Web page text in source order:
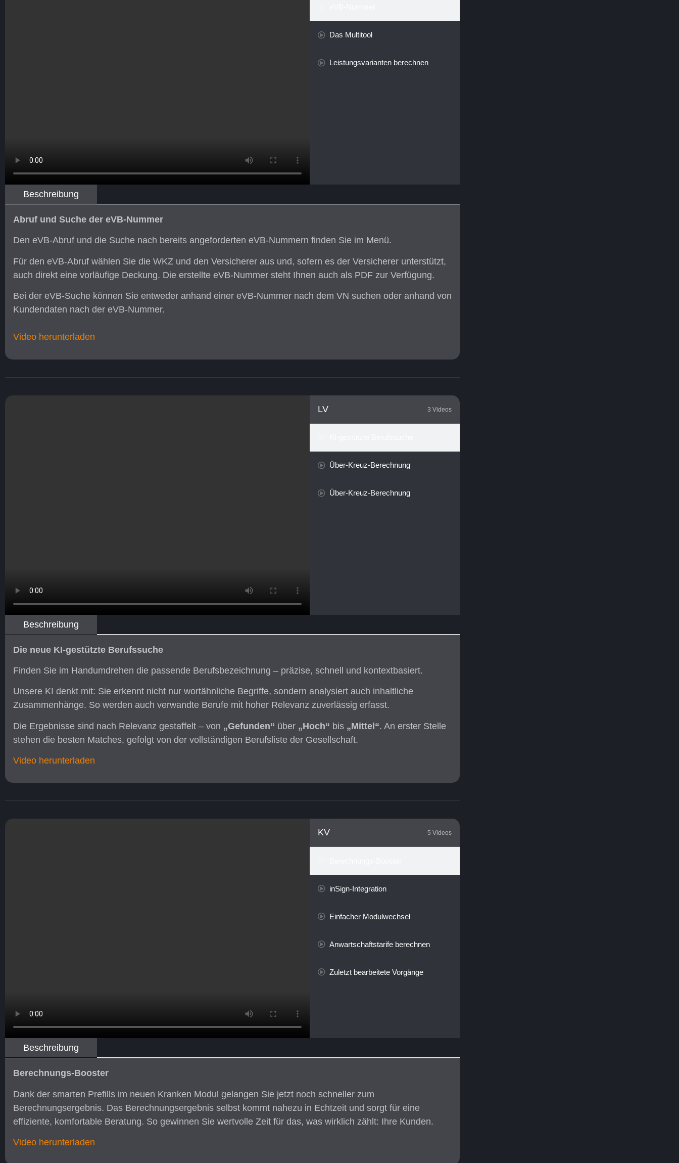
Das Multitool
Leistungsvarianten berechnen
Beschreibung
Abruf und Suche der eVB-Nummer
Den eVB-Abruf und die Suche nach bereits angeforderten eVB-Nummern finden Sie im Menü.
Für den eVB-Abruf wählen Sie die WKZ und den Versicherer aus und, sofern es der Versicherer unterstützt,
auch direkt eine vorläufige Deckung. Die erstellte eVB-Nummer steht Ihnen auch als PDF zur Verfügung.
Bei der eVB-Suche können Sie entweder anhand einer eVB-Nummer nach dem VN suchen oder anhand von
Kundendaten nach der eVB-Nummer.
Video herunterladen
LV 3 Videos
Über-Kreuz-Berechnung
Über-Kreuz-Berechnung
Beschreibung
Die neue KI-gestützte Berufssuche
Finden Sie im Handumdrehen die passende Berufsbezeichnung – präzise, schnell und kontextbasiert.
Unsere KI denkt mit: Sie erkennt nicht nur wortähnliche Begriffe, sondern analysiert auch inhaltliche
Zusammenhänge. So werden auch verwandte Berufe mit hoher Relevanz zuverlässig erfasst.
Die Ergebnisse sind nach Relevanz gestaffelt – von „Gefunden“ über „Hoch“ bis „Mittel“. An erster Stelle
stehen die besten Matches, gefolgt von der vollständigen Berufsliste der Gesellschaft.
Video herunterladen
KV 5 Videos
inSign-Integration
Einfacher Modulwechsel
Anwartschaftstarife berechnen
Zuletzt bearbeitete Vorgänge
Beschreibung
Berechnungs-Booster
Dank der smarten Prefills im neuen Kranken Modul gelangen Sie jetzt noch schneller zum
Berechnungsergebnis. Das Berechnungsergebnis selbst kommt nahezu in Echtzeit und sorgt für eine
effiziente, komfortable Beratung. So gewinnen Sie wertvolle Zeit für das, was wirklich zählt: Ihre Kunden.
Video herunterladen